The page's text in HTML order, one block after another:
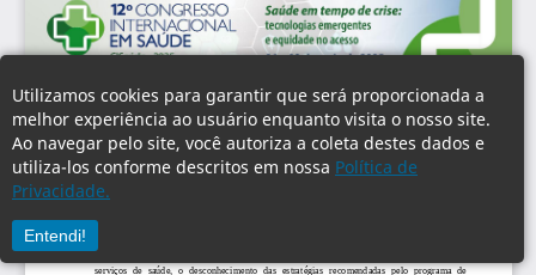
Utilizamos cookies para garantir que será proporcionada a
melhor experiência ao usuário enquanto visita o nosso site.
Ao navegar pelo site, você autoriza a coleta destes dados e
utiliza-los conforme descritos em nossa Política de
Privacidade.
Entendi!